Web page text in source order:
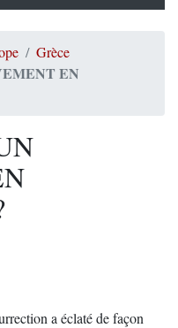
Grèce
EN
a éclaté de façon